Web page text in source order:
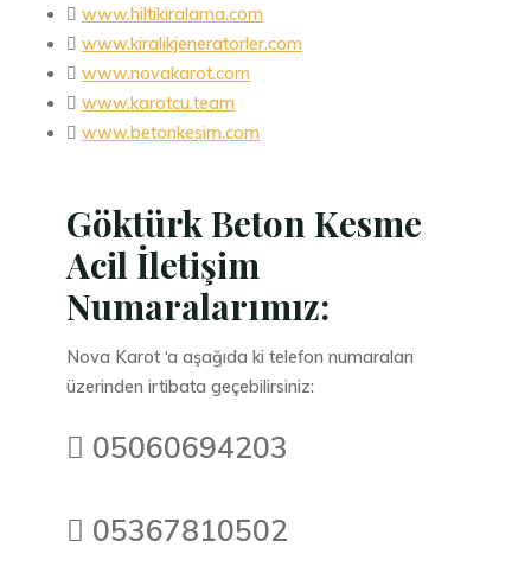
www.hiltikiralama.com
www.kiralikjeneratorler.com
www.novakarot.com
www.karotcu.team
www.betonkesim.com
Göktürk Beton Kesme
Acil İletişim
Numaralarımız:
Nova Karot ‘a aşağıda ki telefon numaraları
üzerinden irtibata geçebilirsiniz:
 05060694203
 05367810502